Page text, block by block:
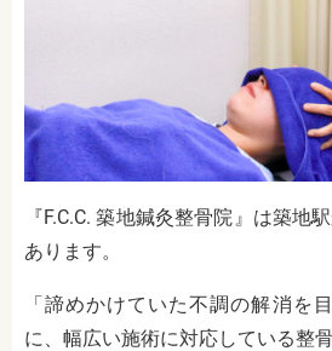
『F.C.C. 築地鍼灸整骨院』は築地
あります。
「諦めかけていた不調の解消を
に、幅広い施術に対応している整骨